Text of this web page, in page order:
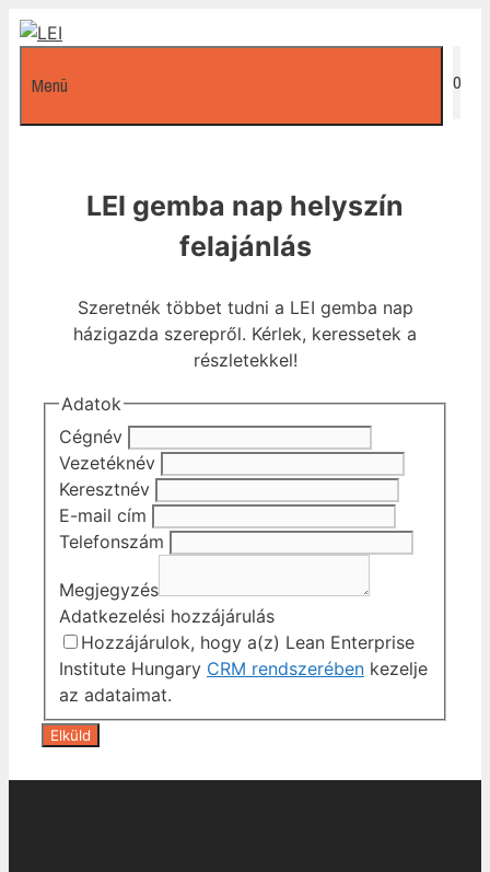
Kilépés
tartalomba
0
Menü
LEI gemba nap helyszín
felajánlás
Szeretnék többet tudni a LEI gemba nap
házigazda szerepről. Kérlek, keressetek a
részletekkel!
Adatok
Cégnév
Vezetéknév
Keresztnév
E-mail cím
Telefonszám
Megjegyzés
Adatkezelési hozzájárulás
Hozzájárulok, hogy a(z) Lean Enterprise
Institute Hungary CRM rendszerében kezelje
az adataimat.